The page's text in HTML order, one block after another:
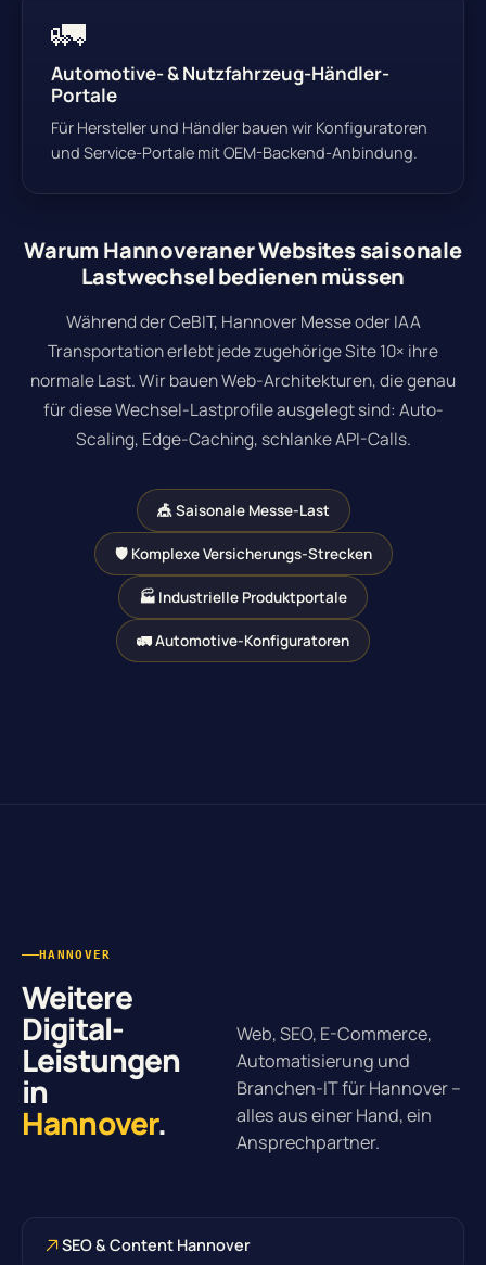
🚛
Automotive- & Nutzfahrzeug-Händler-
Portale
Für Hersteller und Händler bauen wir Konfiguratoren
und Service-Portale mit OEM-Backend-Anbindung.
Warum Hannoveraner Websites saisonale
Lastwechsel bedienen müssen
Während der CeBIT, Hannover Messe oder IAA
Transportation erlebt jede zugehörige Site 10× ihre
normale Last.Wir bauen Web-Architekturen, die genau
für diese Wechsel-Lastprofile ausgelegt sind: Auto-
Scaling, Edge-Caching, schlanke API-Calls.
🎪 Saisonale Messe-Last
🛡 Komplexe Versicherungs-Strecken
🏭 Industrielle Produktportale
🚛 Automotive-Konfiguratoren
HANNOVER
Weitere
Digital-
Leistungen
in
Hannover.
Web, SEO, E-Commerce,
Automatisierung und
Branchen-IT für Hannover –
alles aus einer Hand, ein
Ansprechpartner.
SEO & Content Hannover